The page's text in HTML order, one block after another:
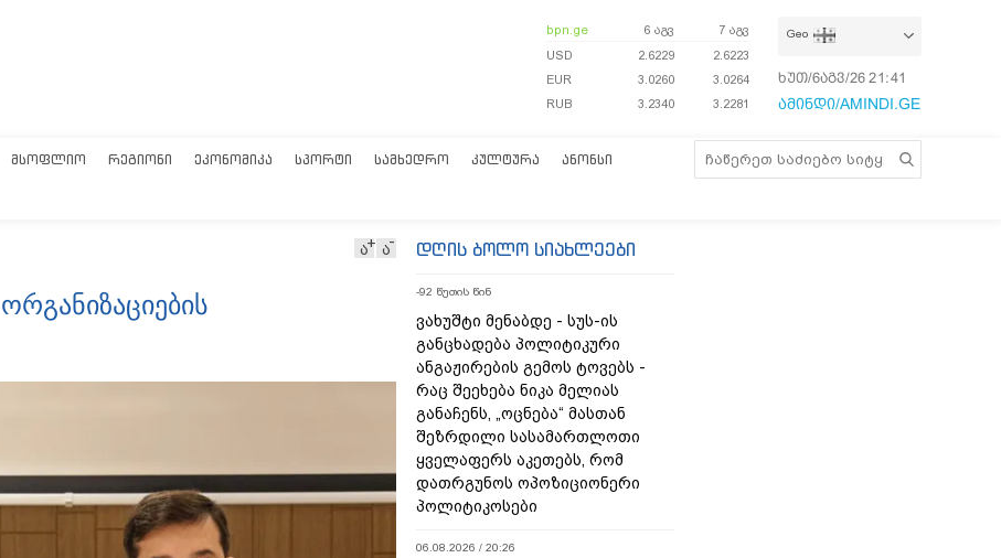
bpn.ge 6 აგვ
7 აგვ
USD
2.6229
2.6223
EUR
3.0260
3.0264
RUB
3.2340 3.2281
Geo
ხუთ/6აგვ/26 21:41:22
ამინდი/AMINDI.GE
ᲛᲡᲝᲤᲚᲘᲝ ᲠᲔᲒᲘᲝᲜᲘ ᲔᲙᲝᲜᲝᲛᲘᲙᲐ ᲡᲞᲝᲠᲢᲘ ᲡᲐᲛᲮᲔᲓᲠᲝ ᲙᲣᲚᲢᲣᲠᲐ ᲐᲜᲝᲜᲡᲘ
ა ა დღის ბოლო სიახლეები
-92 წუთის წინ
ვახუშტი მენაბდე - სუს-ის
განცხადება პოლიტიკური
ანგაჟირების გემოს ტოვებს -
რაც შეეხება ნიკა მელიას
განაჩენს, „ოცნება“ მასთან
შეზრდილი სასამართლოთი
ყველაფერს აკეთებს, რომ
დათრგუნოს ოპოზიციონერი
პოლიტიკოსები
06.08.2026 / 20:26